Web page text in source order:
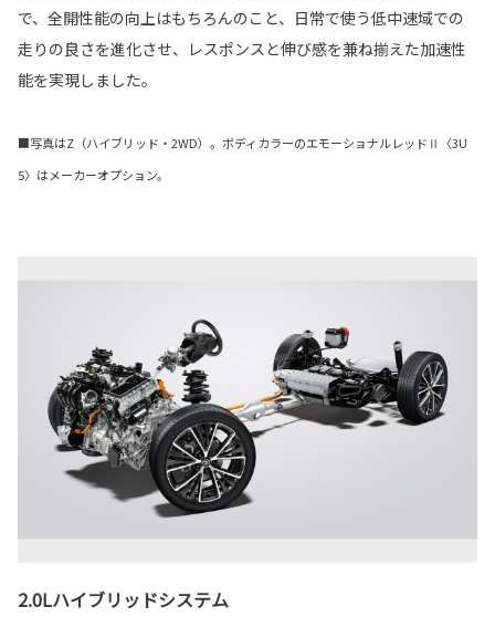
で、全開性能の向上はもちろんのこと、日常で使う低中速域での
走りの良さを進化させ、レスポンスと伸び感を兼ね揃えた加速性
能を実現しました。
■写真はZ（ハイブリッド・2WD）。ボディカラーのエモーショナルレッドⅡ〈3U
5〉はメーカーオプション。
2.0Lハイブリッドシステム